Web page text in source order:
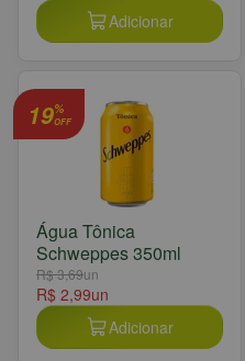
Adicionar
19%
OFF
Água Tônica
Schweppes 350ml
R$ 3,69un
R$ 2,99un
Adicionar